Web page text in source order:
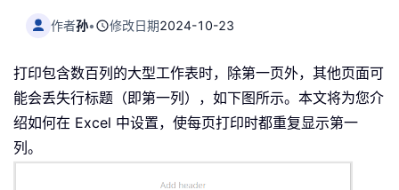
作者孙• 修改日期2024-10-23
打印包含数百列的大型工作表时，除第一页外，其他页面可
能会丢失行标题（即第一列），如下图所示。本文将为您介
绍如何在 Excel 中设置，使每页打印时都重复显示第一
列。